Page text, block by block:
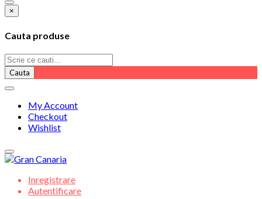
×
Cauta produse
Cauta
My Account
Checkout
Wishlist
Inregistrare
Autentificare